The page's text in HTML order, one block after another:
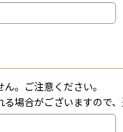
。ご注意ください。
場合がございますので